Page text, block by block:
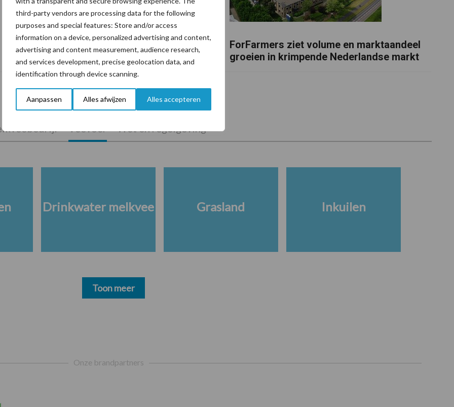
third-party vendors are processing data for the following
purposes and special features: Store and/or access
information on a device, personalized advertising and content,
advertising and content measurement, audience research,
and services development, precise geolocation data, and
identification through device scanning.
Aanpassen Alles afwijzen Alles accepteren
De speenhuid: een vaak onderschatte
risicofactor voor mastitis
ForFarmers ziet volume en marktaandeel
groeien in krimpende Nederlandse markt
Veevoer Wet en regelgeving
Drinkwater melkvee Grasland Inkuilen
Toon meer
Onze brandpartners